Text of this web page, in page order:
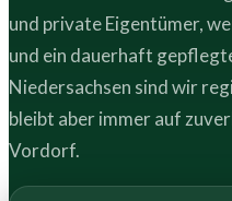
und private Eigentümer,
und ein dauerhaft
Niedersachsen sind wir
bleibt aber immer auf
Vordorf.